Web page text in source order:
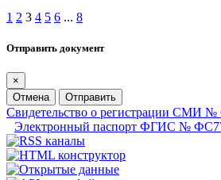
1 2 3 4 5 6 ... 8
Отправить документ
×
Отмена
Отправить
Свидетельство о регистрации СМИ
Электронный паспорт ФГИС №